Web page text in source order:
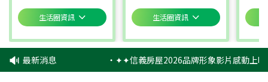
生活圈資訊 生活圈資訊
最新消息 ‧✦✦信義房屋2026品牌形象影片感動上映